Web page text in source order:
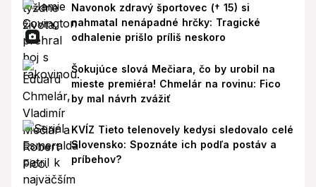
Navonok zdravý športovec († 15) si
nahmatal nenápadné hrčky: Tragické
odhalenie prišlo príliš neskoro
Šokujúce slová Mečiara, čo by urobil na
mieste premiéra! Chmelár na rovinu: Fico
by mal návrh zvážiť
KVÍZ Tieto telenovely kedysi sledovalo celé
Slovensko: Spoznáte ich podľa postáv a
príbehov?